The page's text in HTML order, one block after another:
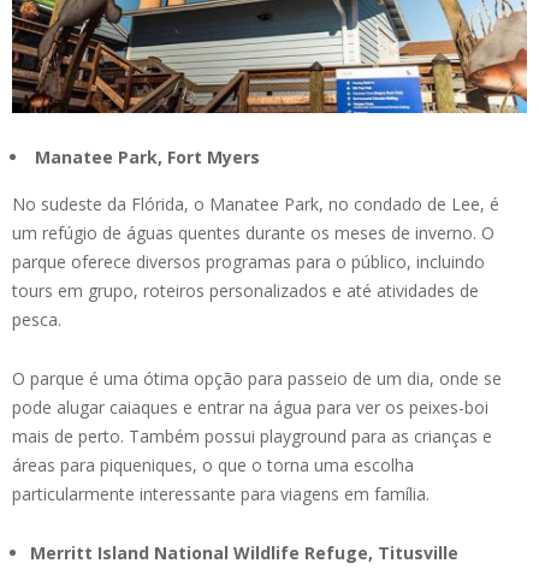
Manatee Park, Fort Myers
No sudeste da Flórida, o Manatee Park, no condado de Lee, é
um refúgio de águas quentes durante os meses de inverno. O
parque oferece diversos programas para o público, incluindo
tours em grupo, roteiros personalizados e até atividades de
pesca.
O parque é uma ótima opção para passeio de um dia, onde se
pode alugar caiaques e entrar na água para ver os peixes-boi
mais de perto. Também possui playground para as crianças e
áreas para piqueniques, o que o torna uma escolha
particularmente interessante para viagens em família.
Merritt Island National Wildlife Refuge, Titusville